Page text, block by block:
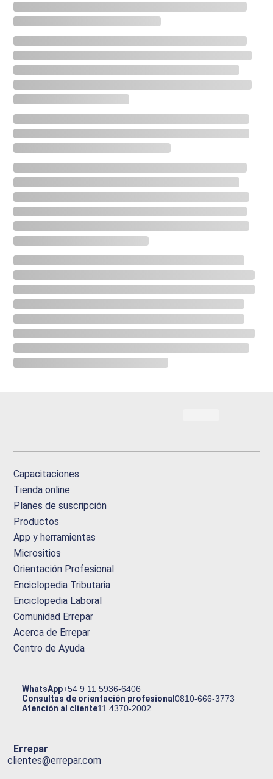
Capacitaciones
Tienda online
Planes de suscripción
Productos
App y herramientas
Micrositios
Orientación Profesional
Enciclopedia Tributaria
Enciclopedia Laboral
Comunidad Errepar
Acerca de Errepar
Centro de Ayuda
WhatsApp+54 9 11 5936-6406
Consultas de orientación profesional0810-666-3773
Atención al cliente11 4370-2002
Errepar
clientes@errepar.com